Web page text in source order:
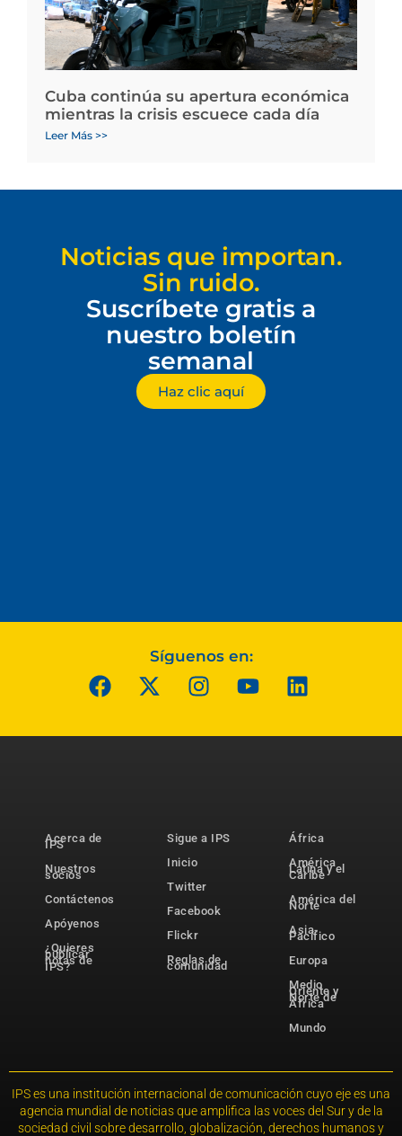
Cuba continúa su apertura económica
mientras la crisis escuece cada día
Leer Más >>
Noticias que importan.
Sin ruido.
Suscríbete gratis a
nuestro boletín
semanal
Haz clic aquí
Síguenos en:
Acerca de
IPS
Nuestros
socios
Contáctenos
Apóyenos
¿Quieres
publicar
notas de
IPS?
Sigue a IPS
Inicio
Twitter
Facebook
Flickr
Reglas de
comunidad
África
América
Latina y el
Caribe
América del
Norte
Asia-
Pacífico
Europa
Medio
Oriente y
Norte de
África
Mundo
IPS es una institución internacional de comunicación cuyo eje es una
agencia mundial de noticias que amplifica las voces del Sur y de la
sociedad civil sobre desarrollo, globalización, derechos humanos y